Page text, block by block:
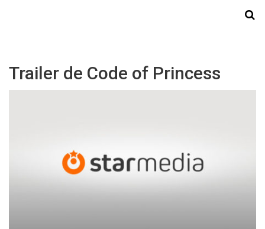
Trailer de Code of Princess